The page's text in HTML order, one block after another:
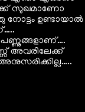
സുഖമാണോ
നോട്ടം ഉണ്ടായാൽ
അവരിലേക്ക്